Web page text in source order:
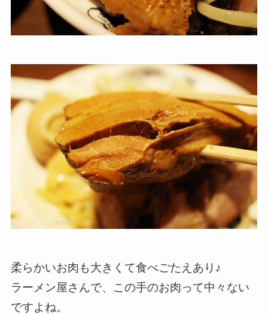
柔らかいお肉も大きくて食べごたえあり♪
ラーメン屋さんで、この手のお肉って中々ない
ですよね。